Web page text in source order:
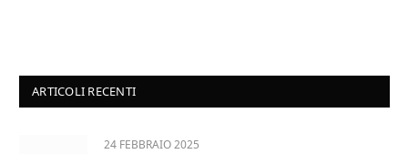
ARTICOLI RECENTI
24 FEBBRAIO 2025